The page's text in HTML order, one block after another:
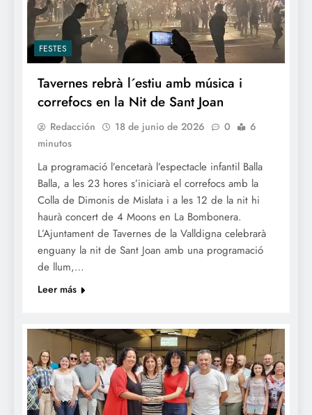
FESTES
Tavernes rebrà l´estiu amb música i
correfocs en la Nit de Sant Joan
Redacción 18 de junio de 2026 0
6
minutos
La programació l’encetarà l’espectacle infantil Balla
Balla, a les 23 hores s’iniciarà el correfocs amb la
Colla de Dimonis de Mislata i a les 12 de la nit hi
haurà concert de 4 Moons en La Bombonera.
L’Ajuntament de Tavernes de la Valldigna celebrarà
enguany la nit de Sant Joan amb una programació
de llum,…
Leer más